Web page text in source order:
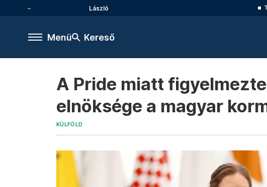
László
Menü Kereső
A Pride miatt
elnöksége a magyar
KÜLFÖLD